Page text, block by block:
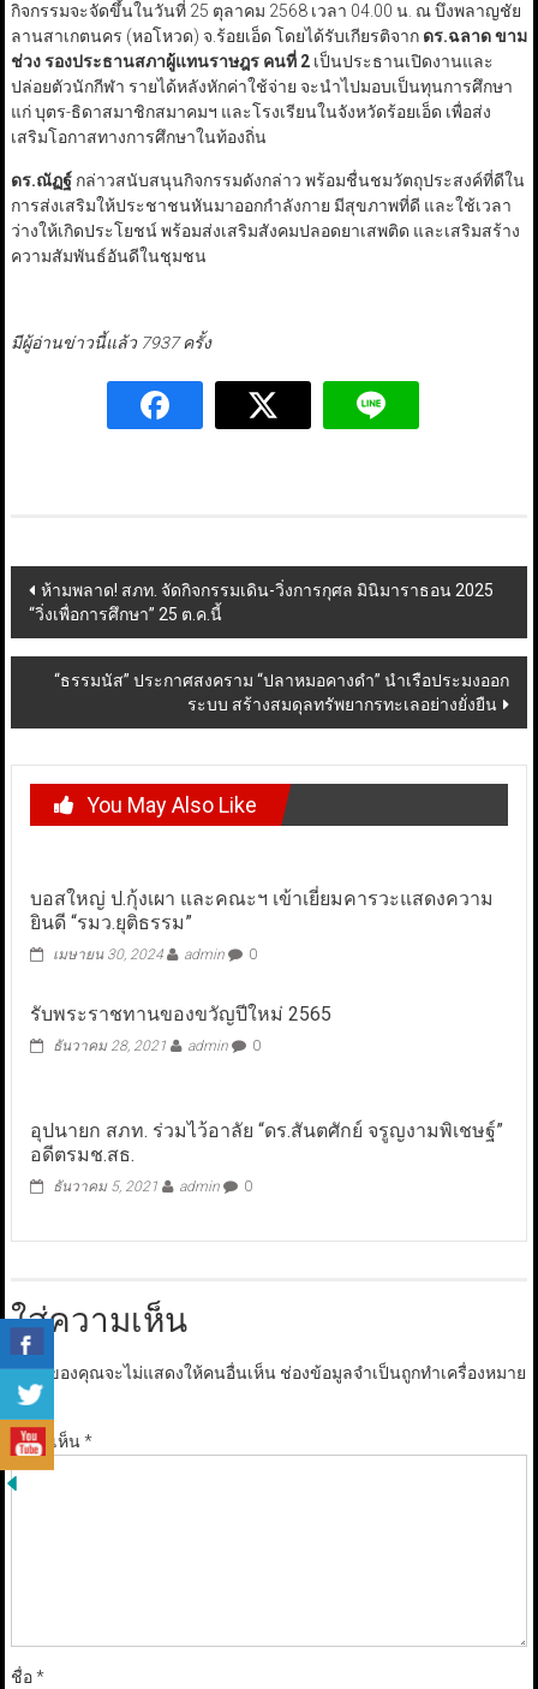
กิจกรรมจะจัดขึ้นในวันที่ 25 ตุลาคม 2568 เวลา 04.00 น. ณ บึงพลาญชัย
ลานสาเกตนคร (หอโหวด) จ.ร้อยเอ็ด โดยได้รับเกียรติจาก ดร.ฉลาด ขาม
ช่วง รองประธานสภาผู้แทนราษฎร คนที่ 2เป็นประธานเปิดงานและ
ปล่อยตัวนักกีฬา รายได้หลังหักค่าใช้จ่าย จะนำไปมอบเป็นทุนการศึกษา
แก่ บุตร-ธิดาสมาชิกสมาคมฯ และโรงเรียนในจังหวัดร้อยเอ็ด เพื่อส่ง
เสริมโอกาสทางการศึกษาในท้องถิ่น
ดร.ณัฏฐ์กล่าวสนับสนุนกิจกรรมดังกล่าว พร้อมชื่นชมวัตถุประสงค์ที่ดีใน
การส่งเสริมให้ประชาชนหันมาออกกำลังกาย มีสุขภาพที่ดี และใช้เวลา
ว่างให้เกิดประโยชน์ พร้อมส่งเสริมสังคมปลอดยาเสพติด และเสริมสร้าง
ความสัมพันธ์อันดีในชุมชน
มีผู้อ่านข่าวนี้แล้ว 7937 ครั้ง
Post
navigation
ห้ามพลาด! สภท. จัดกิจกรรมเดิน-วิ่งการกุศล มินิมาราธอน 2025
“วิ่งเพื่อการศึกษา” 25 ต.ค.นี้
“ธรรมนัส” ประกาศสงคราม “ปลาหมอคางดำ” นำเรือประมงออก
ระบบ สร้างสมดุลทรัพยากรทะเลอย่างยั่งยืน
You May Also Like
บอสใหญ่​ ป.กุ้งเผา​ และคณะฯ เข้าเยี่ยมคารวะแสดงความ
ยินดี “รมว.ยุติธรรม”
เมษายน 30, 2024 admin 0
รับพระราชทานของขวัญปีใหม่ 2565
ธันวาคม 28, 2021 admin 0
อุปนายก สภท. ร่วมไว้อาลัย “ดร.สันตศักย์ จรูญงามพิเชษฐ์”
อดีตรมช.สธ.
ธันวาคม 5, 2021 admin 0
ใส่ความเห็น
อีเมลของคุณจะไม่แสดงให้คนอื่นเห็น ช่องข้อมูลจำเป็นถูกทำเครื่องหมาย
*
ความเห็น*
ชื่อ*